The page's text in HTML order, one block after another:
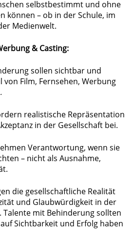
selbstbestimmt und ohne
können – ob in der Schule, im
Medienwelt.
& Casting:
sollen sichtbar und
Film, Fernsehen, Werbung
realistische Repräsentation
in der Gesellschaft bei.
Verantwortung, wenn sie
– nicht als Ausnahme,
die gesellschaftliche Realität
und Glaubwürdigkeit in der
Talente mit Behinderung sollten
Sichtbarkeit und Erfolg haben